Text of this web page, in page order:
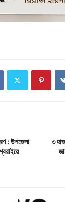
: উপজেলা
৩